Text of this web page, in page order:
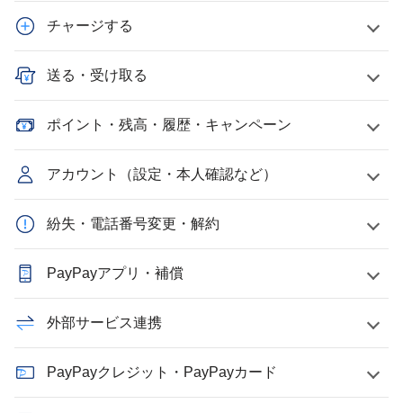
チャージする
送る・受け取る
ポイント・残高・履歴・キャンペーン
アカウント（設定・本人確認など）
紛失・電話番号変更・解約
PayPayアプリ・補償
外部サービス連携
PayPayクレジット・PayPayカード